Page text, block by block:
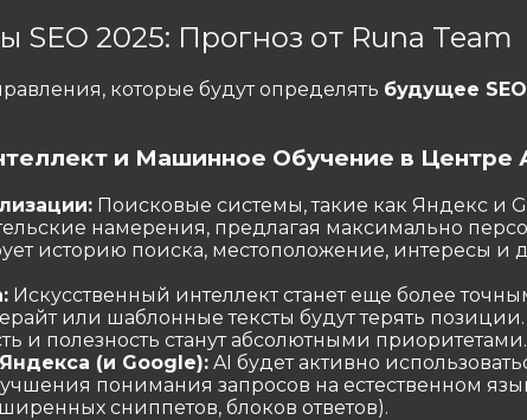
SEO 2025: Прогноз от Runa Team
которые будут определять будущее SEO
и Машинное Обучение в Центре
Поисковые системы, такие как Яндекс и
намерения, предлагая максимально
историю поиска, местоположение, интересы
Искусственный интеллект станет еще более
или шаблонные тексты будут терять
и полезность станут абсолютными приоритетами.
(и Google): AI будет активно
понимания запросов на естественном
сниппетов, блоков ответов).